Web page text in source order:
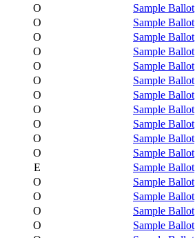
O
Sample Ballot
O
Sample Ballot
O
Sample Ballot
O
Sample Ballot
O
Sample Ballot
O
Sample Ballot
O
Sample Ballot
O
Sample Ballot
O
Sample Ballot
O
Sample Ballot
O
Sample Ballot
E
Sample Ballot
O
Sample Ballot
O
Sample Ballot
O
Sample Ballot
O
Sample Ballot